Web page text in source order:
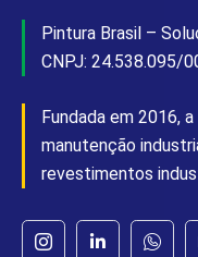
Pintura Brasil –
CNPJ: 24.538.095/
Fundada em 2016,
manutenção
revestimentos